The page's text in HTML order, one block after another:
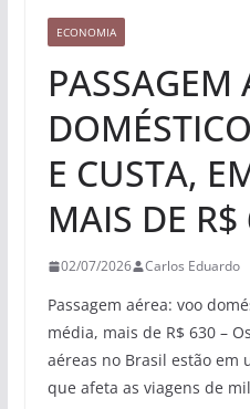
ECONOMIA
PASSAGEM
E CUSTA,
MAIS DE
02/07/2026 Carlos Eduardo
Passagem aérea: voo
média, mais de R$ 630 –
aéreas no Brasil estão em
que afeta as viagens de